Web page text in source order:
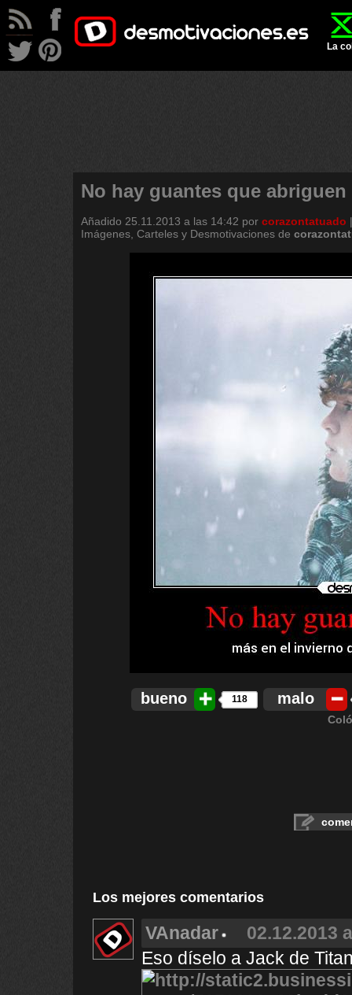
La
No hay guantes que abriguen
Añadido 25.11.2013 a las 14:42 por corazontatuado
Imágenes, Carteles y Desmotivaciones de
bueno 118 malo
Los mejores comentarios
VAnadar
02.12.2013
Eso díselo a Jack de